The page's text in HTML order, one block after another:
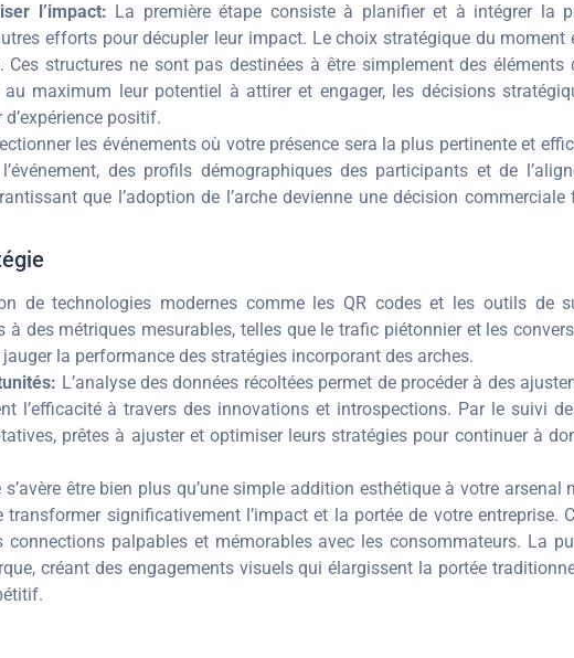
l’impact: La première étape consiste à planifier et à intégrer la
efforts pour décupler leur impact. Le choix stratégique du
Ces structures ne sont pas destinées à être simplement des
au maximum leur potentiel à attirer et engager, les décisions
positif.
les événements où votre présence sera la plus pertinente et
des profils démographiques des participants et de
que l’adoption de l’arche devienne une décision
de technologies modernes comme les QR codes et les outils de
à des métriques mesurables, telles que le trafic piétonnier et les
la performance des stratégies incorporant des arches.
L’analyse des données récoltées permet de procéder à des
l’efficacité à travers des innovations et introspections. Par le suivi
prêtes à ajuster et optimiser leurs stratégies pour continuer à
être bien plus qu’une simple addition esthétique à votre
significativement l’impact et la portée de votre entreprise.
connections palpables et mémorables avec les consommateurs. La
créant des engagements visuels qui élargissent la portée